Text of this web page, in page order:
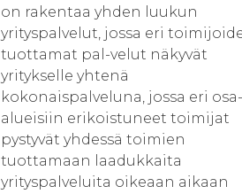
on rakentaa yhden luukun
yrityspalvelut, jossa eri
tuottamat pal-velut näkyvät
yritykselle yhtenä
kokonaispalveluna, jossa eri osa-
alueisiin erikoistuneet toimijat
pystyvät yhdessä toimien
tuottamaan laadukkaita
yrityspalveluita oikeaan aikaan